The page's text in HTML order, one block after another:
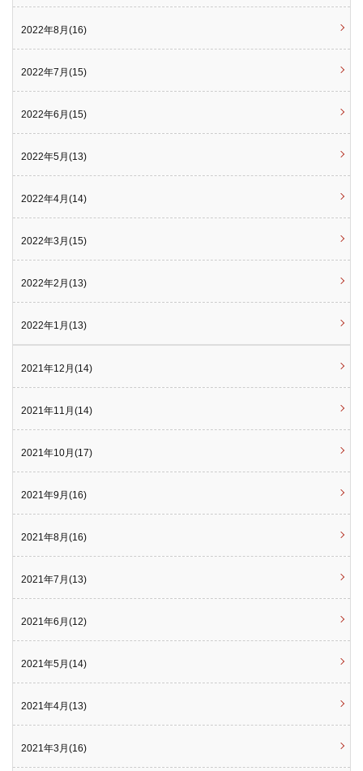
2022年8月(16)
2022年7月(15)
2022年6月(15)
2022年5月(13)
2022年4月(14)
2022年3月(15)
2022年2月(13)
2022年1月(13)
2021年12月(14)
2021年11月(14)
2021年10月(17)
2021年9月(16)
2021年8月(16)
2021年7月(13)
2021年6月(12)
2021年5月(14)
2021年4月(13)
2021年3月(16)